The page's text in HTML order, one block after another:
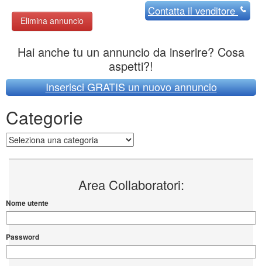
Elimina annuncio
Contattail venditore
Hai anche tu un annuncio da inserire? Cosa
aspetti?!
Inserisci GRATIS un nuovo annuncio
Categorie
Categorie
Area Collaboratori:
Nome utente
Password